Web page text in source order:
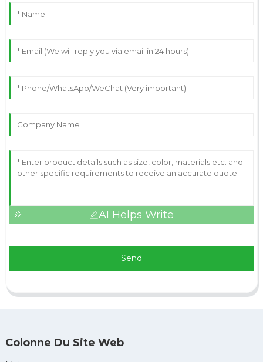
AI Helps Write
Send
Colonne Du Site Web